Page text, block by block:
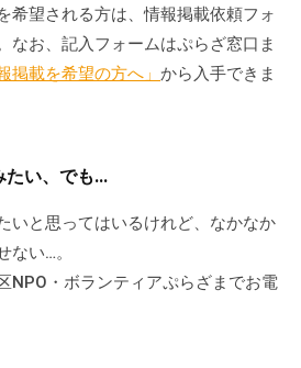
希望される方は、情報掲載依頼フォ
なお、記入フォームはぷらざ窓口ま
掲載を希望の方へ」 から入手できま
たい、でも…
いと思ってはいるけれど、なかなか
ない…。
NPO・ボランティアぷらざまでお電